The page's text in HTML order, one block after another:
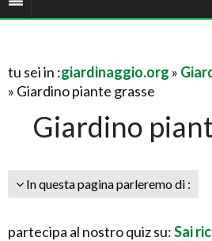
tu sei in :giardinaggio.org »
» Giardino piante grasse
Giardino
In questa pagina parleremo di :
partecipa al nostro quiz su:Sai